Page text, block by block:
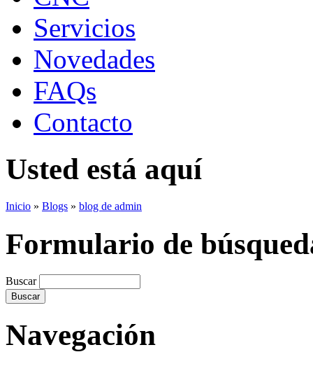
Servicios
Novedades
FAQs
Contacto
Usted está aquí
Inicio » Blogs » blog de admin
Formulario de
Buscar
Navegación